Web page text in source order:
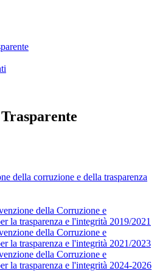
della corruzione e della trasparenza
della Corruzione e
la trasparenza e l'integrità 2019/2021
della Corruzione e
la trasparenza e l'integrità 2021/2023
della Corruzione e
la trasparenza e l'integrità 2024-2026